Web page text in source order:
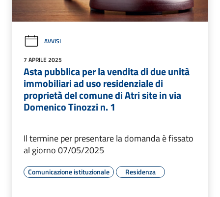
AVVISI
7 APRILE 2025
Asta pubblica per la vendita di due unità
immobiliari ad uso residenziale di
proprietà del comune di Atri site in via
Domenico Tinozzi n. 1
Il termine per presentare la domanda è fissato
al giorno 07/05/2025
Comunicazione istituzionale Residenza